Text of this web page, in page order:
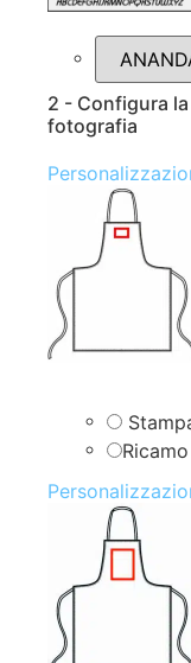
2 - Configura
fotografia
Ricamo